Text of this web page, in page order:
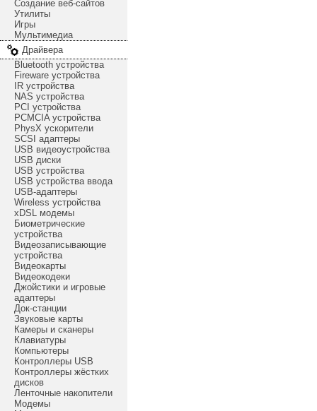
Создание веб-сайтов
Утилиты
Игры
Мультимедиа
Драйвера
Bluetooth устройства
Fireware устройства
IR устройства
NAS устройства
PCI устройства
PCMCIA устройства
PhysX ускорители
SCSI адаптеры
USB видеоустройства
USB диски
USB устройства
USB устройства ввода
USB-адаптеры
Wireless устройства
xDSL модемы
Биометрические
устройства
Видеозаписывающие
устройства
Видеокарты
Видеокодеки
Джойстики и игровые
адаптеры
Док-станции
Звуковые карты
Камеры и сканеры
Клавиатуры
Компьютеры
Контроллеры USB
Контроллеры жёстких
дисков
Ленточные накопители
Модемы